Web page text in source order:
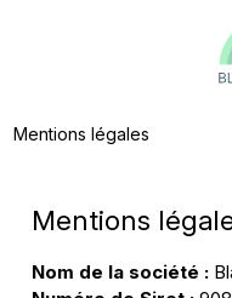
Mentions légales
Mentions
Nom de la société :
Panneau de gestion des